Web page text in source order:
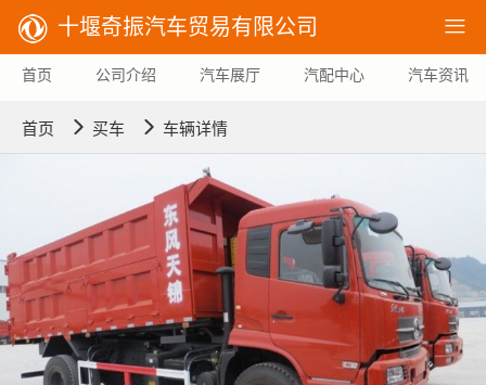
十堰奇振汽车贸易有限公司 
首页 公司介绍 汽车展厅 汽配中心 汽车资讯
首页  买车  车辆详情